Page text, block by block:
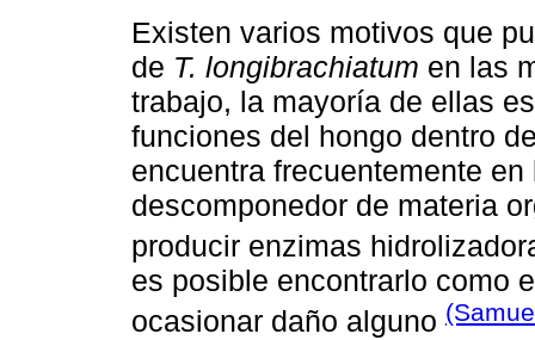
Existen varios motivos que
de T. longibrachiatum en las
trabajo, la mayoría de ellas
funciones del hongo dentro
encuentra frecuentemente
descomponedor de materia
producir enzimas
es posible encontrarlo como
ocasionar daño alguno